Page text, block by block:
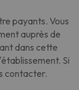
payants. Vous
auprès de
dans cette
Si
contacter.